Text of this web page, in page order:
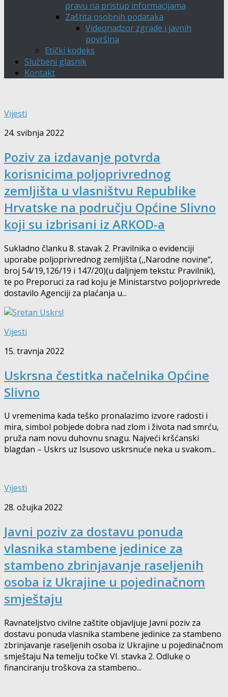
pravu na pristup informacijama
Zaštita osobnih podataka
Videonadzor zgrade i javnih
površina
Etički kodeks
Službeni glasnik
Kontakt
Vijesti
24. svibnja 2022
Poziv za izdavanje potvrda
korisnicima poljoprivrednog
zemljišta u vlasništvu Republike
Hrvatske na području Općine Slivno
koji su izbrisani iz ARKOD-a
Sukladno članku 8. stavak 2. Pravilnika o evidenciji
uporabe poljoprivrednog zemljišta (,,Narodne novine“,
broj 54/19,126/19 i 147/20)(u daljnjem tekstu: Pravilnik),
te po Preporuci za rad koju je Ministarstvo poljoprivrede
dostavilo Agenciji za plaćanja u...
Vijesti
15. travnja 2022
Uskrsna čestitka načelnika Općine
Slivno
U vremenima kada teško pronalazimo izvore radosti i
mira, simbol pobjede dobra nad zlom i života nad smrću,
pruža nam novu duhovnu snagu. Najveći kršćanski
blagdan – Uskrs uz Isusovo uskrsnuće neka u svakom...
Vijesti
28. ožujka 2022
Javni poziv za dostavu ponuda
vlasnika stambene jedinice za
stambeno zbrinjavanje raseljenih
osoba iz Ukrajine u pojedinačnom
smještaju
Ravnateljstvo civilne zaštite objavljuje Javni poziv za
dostavu ponuda vlasnika stambene jedinice za stambeno
zbrinjavanje raseljenih osoba iz Ukrajine u pojedinačnom
smještaju Na temelju točke VI. stavka 2. Odluke o
financiranju troškova za stambeno...